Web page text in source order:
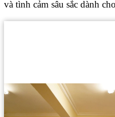
và tình cảm sâu sắc dành